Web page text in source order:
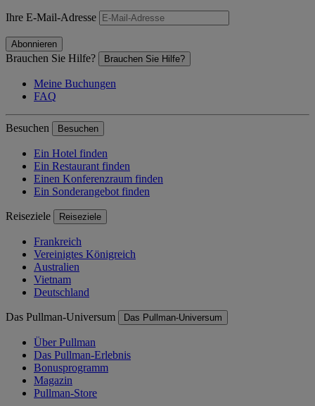
Ihre E-Mail-Adresse
Abonnieren
Brauchen Sie Hilfe? Brauchen Sie Hilfe?
Meine Buchungen
FAQ
Besuchen Besuchen
Ein Hotel finden
Ein Restaurant finden
Einen Konferenzraum finden
Ein Sonderangebot finden
Reiseziele Reiseziele
Frankreich
Vereinigtes Königreich
Australien
Vietnam
Deutschland
Das Pullman-Universum Das Pullman-Universum
Über Pullman
Das Pullman-Erlebnis
Bonusprogramm
Magazin
Pullman-Store